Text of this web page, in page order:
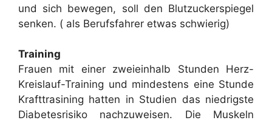
und sich bewegen, soll den Blutzuckerspiegel
senken. ( als Berufsfahrer etwas schwierig)
Training
Frauen mit einer zweieinhalb Stunden Herz-
Kreislauf-Training und mindestens eine Stunde
Krafttrasining hatten in Studien das niedrigste
Diabetesrisiko nachzuweisen. Die Muskeln